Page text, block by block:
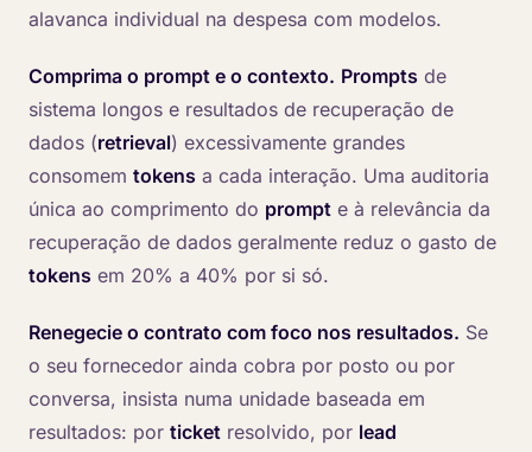
alavanca individual na despesa com modelos.
Comprima o prompt e o contexto. Prompts de
sistema longos e resultados de recuperação de
dados (retrieval) excessivamente grandes
consomem tokens a cada interação. Uma auditoria
única ao comprimento do prompt e à relevância da
recuperação de dados geralmente reduz o gasto de
tokens em 20% a 40% por si só.
Renegecie o contrato com foco nos resultados. Se
o seu fornecedor ainda cobra por posto ou por
conversa, insista numa unidade baseada em
resultados: por ticket resolvido, por lead